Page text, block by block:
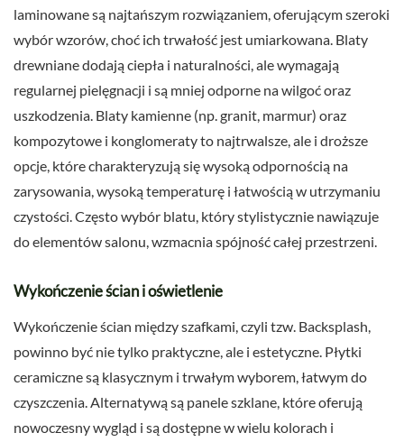
laminowane są najtańszym rozwiązaniem, oferującym szeroki
wybór wzorów, choć ich trwałość jest umiarkowana. Blaty
drewniane dodają ciepła i naturalności, ale wymagają
regularnej pielęgnacji i są mniej odporne na wilgoć oraz
uszkodzenia. Blaty kamienne (np. granit, marmur) oraz
kompozytowe i konglomeraty to najtrwalsze, ale i droższe
opcje, które charakteryzują się wysoką odpornością na
zarysowania, wysoką temperaturę i łatwością w utrzymaniu
czystości. Często wybór blatu, który stylistycznie nawiązuje
do elementów salonu, wzmacnia spójność całej przestrzeni.
Wykończenie ścian i oświetlenie
Wykończenie ścian między szafkami, czyli tzw. Backsplash,
powinno być nie tylko praktyczne, ale i estetyczne. Płytki
ceramiczne są klasycznym i trwałym wyborem, łatwym do
czyszczenia. Alternatywą są panele szklane, które oferują
nowoczesny wygląd i są dostępne w wielu kolorach i